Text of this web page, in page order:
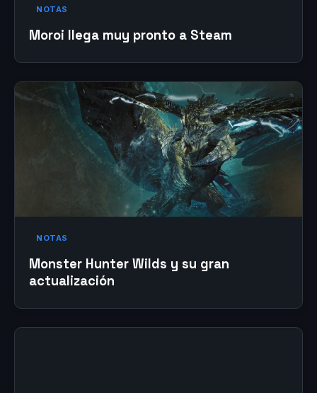
NOTAS
Moroi llega muy pronto a Steam
NOTAS
Monster Hunter Wilds y su gran
actualización